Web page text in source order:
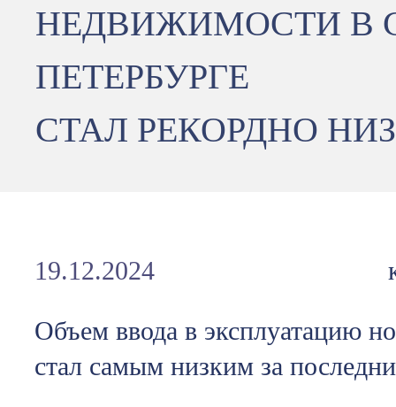
НЕДВИЖИМОСТИ В
ПЕТЕРБУРГЕ
СТАЛ РЕКОРДНО
19.12.2024
Объем ввода в эксплуатацию
стал самым низким за